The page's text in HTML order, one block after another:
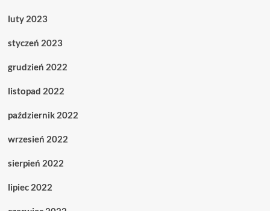
luty 2023
styczeń 2023
grudzień 2022
listopad 2022
październik 2022
wrzesień 2022
sierpień 2022
lipiec 2022